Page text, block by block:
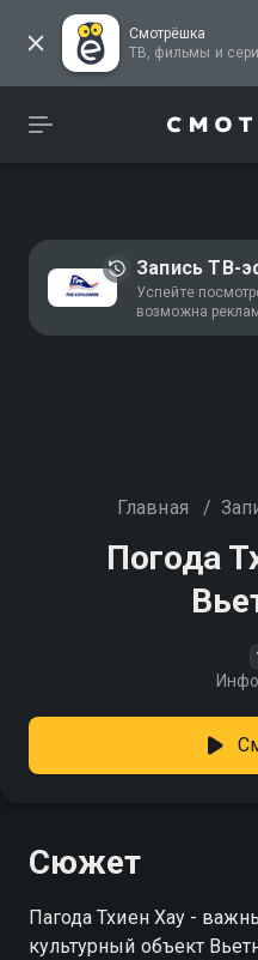
Смотрёшка
ТВ,
Запись ТВ-
Успейте
возможна
Главная /
Погода
Сюжет
Пагода Тхиен Хау -
культурный объект